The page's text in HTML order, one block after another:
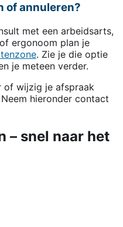
of annuleren?
met een arbeidsarts,
ergonoom plan je
. Zie je die optie
je meteen verder.
of wijzig je afspraak
hieronder contact
– snel naar het